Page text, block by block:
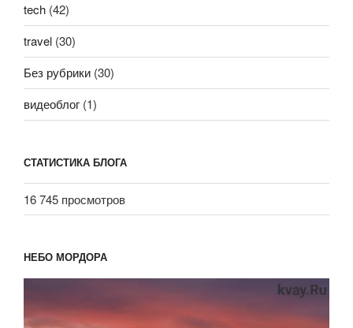
tech (42)
travel (30)
Без рубрики (30)
видеоблог (1)
СТАТИСТИКА БЛОГА
16 745 просмотров
НЕБО МОРДОРА